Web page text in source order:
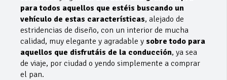
para todos aquellos que estéis buscando un
vehículo de estas características, alejado de
estridencias de diseño, con un interior de mucha
calidad, muy elegante y agradable y sobre todo para
aquellos que disfrutáis de la conducción, ya sea
de viaje, por ciudad o yendo simplemente a comprar
el pan.